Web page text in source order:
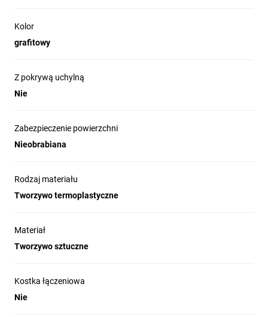
Kolor
grafitowy
Z pokrywą uchylną
Nie
Zabezpieczenie powierzchni
Nieobrabiana
Rodzaj materiału
Tworzywo termoplastyczne
Materiał
Tworzywo sztuczne
Kostka łączeniowa
Nie